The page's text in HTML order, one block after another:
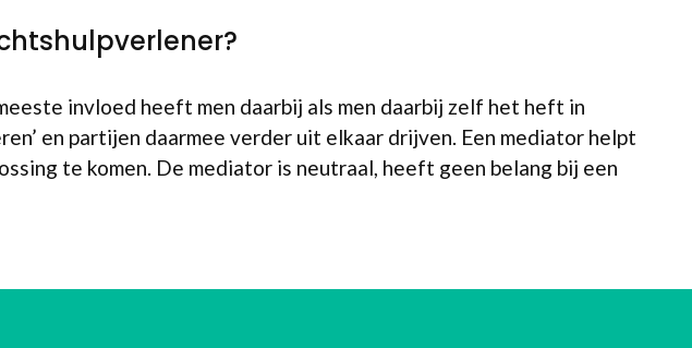
invloed heeft men daarbij als men daarbij zelf het heft in
en partijen daarmee verder uit elkaar drijven. Een mediator helpt
te komen. De mediator is neutraal, heeft geen belang bij een